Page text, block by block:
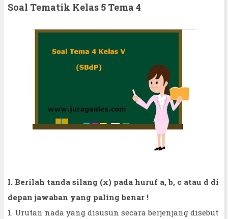
Soal Tematik Kelas 5 Tema 4
I. Berilah tanda silang (x) pada huruf a, b, c atau d di
depan jawaban yang paling benar !
1. Urutan nada yang disusun secara berjenjang disebut